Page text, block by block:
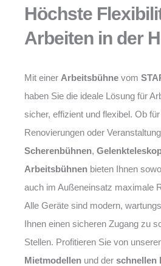
Höchste
Arbeiten in der
Mit einer Arbeitsbühne vom
haben Sie die ideale Lösung für
sicher, effizient und flexibel. Ob
Renovierungen oder
Scherenbühnen,
Arbeitsbühnen bieten Ihnen
auch im Außeneinsatz maximale
Alle Geräte sind modern,
Ihnen einen sicheren Zugang zu
Stellen. Profitieren Sie von
Mietmodellen und der schnellen